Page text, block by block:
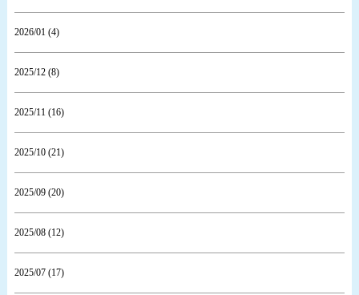
2026/01 (4)
2025/12 (8)
2025/11 (16)
2025/10 (21)
2025/09 (20)
2025/08 (12)
2025/07 (17)